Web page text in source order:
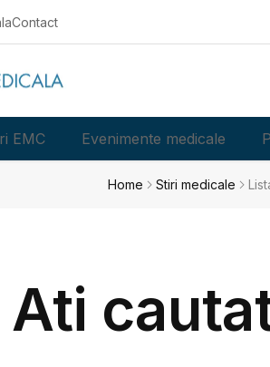
Contact
EMC Evenimente medicale
Home Stiri medicale
Ati